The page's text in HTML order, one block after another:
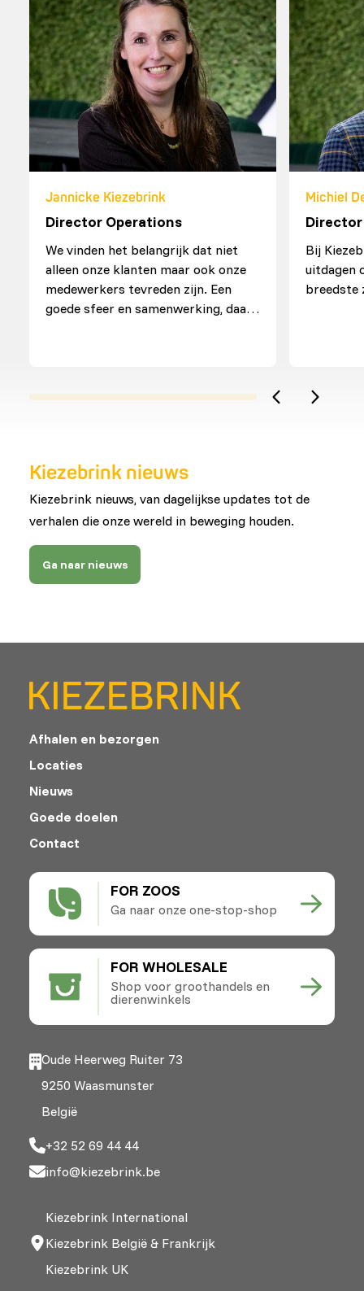
Jannicke Kiezebrink
Director Operations
We vinden het belangrijk dat niet
alleen onze klanten maar ook onze
medewerkers tevreden zijn. Een
goede sfeer en samenwerking, daar
Michiel
Bij
uitdagen
breedste
Kiezebrink nieuws
Kiezebrink nieuws, van dagelijkse updates tot de
verhalen die onze wereld in beweging houden.
Ga naar nieuws
FOR ZOOS
Ga naar onze one-stop-shop
FOR WHOLESALE
Shop voor groothandels en
dierenwinkels
Afhalen en bezorgen
Locaties
Nieuws
Goede doelen
Contact
Oude Heerweg Ruiter 73
9250 Waasmunster
België
+32 52 69 44 44
info@kiezebrink.be
Kiezebrink International
Kiezebrink België & Frankrijk
Kiezebrink UK